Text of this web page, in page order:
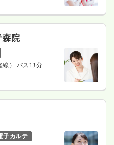
森院
線） バス13分
子カルテ